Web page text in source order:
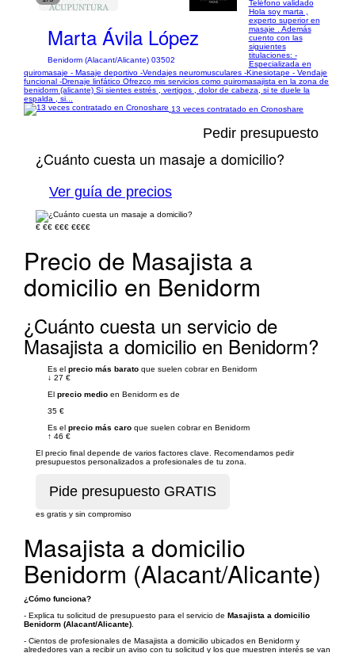
Marta Ávila López
Benidorm (Alacant/Alicante) 03502
Teléfono validado
Hola soy marta ,
experto superior en
masaje . Además
cuento con las
siguientes
titulaciones: -
Especializada en
quiromasaje - Masaje deportivo -Vendajes neuromusculares -Kinesiotape - Vendaje
funcional -Drenaje linfático Ofrezco mis servicios como quiromasajista en la zona de
benidorm (alicante) Si sientes estrés , vertigos , dolor de cabeza, si te duele la
espalda , si...
13 veces contratado en Cronoshare
Pedir presupuesto
¿Cuánto cuesta un masaje a domicilio?
Ver guía de precios
€ €€ €€€ €€€€
Precio de Masajista a
domicilio en Benidorm
¿Cuánto cuesta un servicio de
Masajista a domicilio en Benidorm?
Es el precio más barato que suelen cobrar en Benidorm
↓ 27 €
El precio medio en Benidorm es de
35 €
Es el precio más caro que suelen cobrar en Benidorm
↑ 46 €
El precio final depende de varios factores clave. Recomendamos pedir
presupuestos personalizados a profesionales de tu zona.
es gratis y sin compromiso
Masajista a domicilio
Benidorm (Alacant/Alicante)
¿Cómo funciona?
- Explica tu solicitud de presupuesto para el servicio de Masajista a domicilio
Benidorm (Alacant/Alicante)
- Cientos de profesionales de Masajista a domicilio ubicados en Benidorm y
alrededores van a recibir un aviso con tu solicitud y los que muestren interés se van